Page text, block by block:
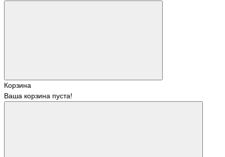
Корзина
Ваша корзина пуста!